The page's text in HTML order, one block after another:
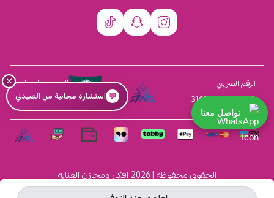
الرقم الضريبي
310555259800003
السجل التجاري
4030431116
الحقوق محفوظة | 2026 افكار ومخازن العناية
×
💬 استشارة مجانية من الصيدلي
تواصل معنا